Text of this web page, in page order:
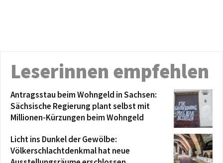
Leserinnen empfehlen
Antragsstau beim Wohngeld in Sachsen:
Sächsische Regierung plant selbst mit
Millionen-Kürzungen beim Wohngeld
Licht ins Dunkel der Gewölbe:
Völkerschlachtdenkmal hat neue